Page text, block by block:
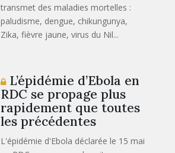
transmet des maladies mortelles :
paludisme, dengue, chikungunya,
Zika, fièvre jaune, virus du Nil...
L’épidémie d’Ebola en
RDC se propage plus
rapidement que toutes
les précédentes
L'épidémie d'Ebola déclarée le 15 mai